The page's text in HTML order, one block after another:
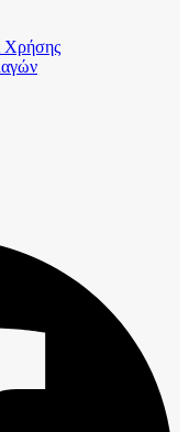
Χρήσης